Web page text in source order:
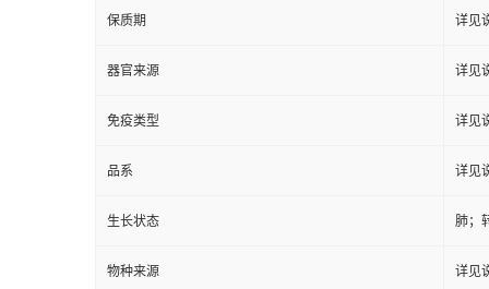
保质期 详见
器官来源 详见
免疫类型 详见
品系 详见
生长状态 肺；
物种来源 详见